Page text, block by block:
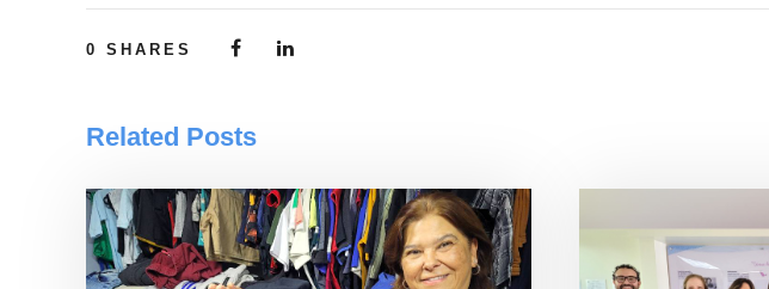
0 SHARES
Related Posts